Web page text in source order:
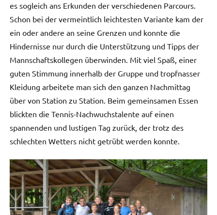
es sogleich ans Erkunden der verschiedenen Parcours.
Schon bei der vermeintlich leichtesten Variante kam der
ein oder andere an seine Grenzen und konnte die
Hindernisse nur durch die Unterstützung und Tipps der
Mannschaftskollegen überwinden. Mit viel Spaß, einer
guten Stimmung innerhalb der Gruppe und tropfnasser
Kleidung arbeitete man sich den ganzen Nachmittag
über von Station zu Station. Beim gemeinsamen Essen
blickten die Tennis-Nachwuchstalente auf einen
spannenden und lustigen Tag zurück, der trotz des
schlechten Wetters nicht getrübt werden konnte.